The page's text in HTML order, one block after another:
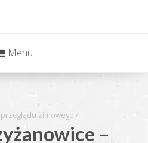
Menu
zimowego /
–